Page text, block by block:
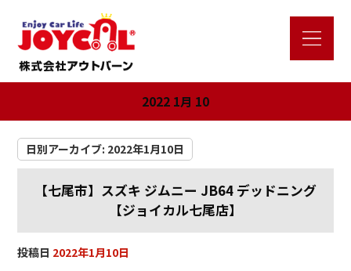
2022 1月 10
日別アーカイブ: 2022年1月10日
【七尾市】スズキ ジムニー JB64 デッドニング
【ジョイカル七尾店】
投稿日 2022年1月10日